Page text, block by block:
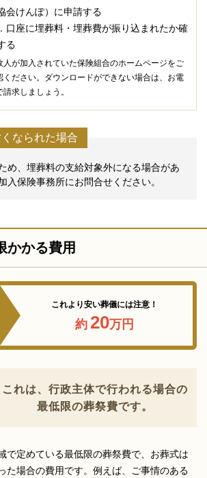
会けんぽ）に申請する
口座に埋葬料・埋葬費が振り込まれたか確
る
が加入されていた保険組合のホームページをご
ください。ダウンロードができない場合は、お電
請求しましょう。
なられた場合
め、埋葬料の支給対象外になる場合があ
入保険事務所にお問合せください。
かかる費用
これより安い葬儀には注意！
約 20万円
これは、行政主体で行われる場合の
最低限の葬祭費です。
で定めている最低限の葬祭費で、お葬式は
た場合の費用です。例えば、ご事情のある